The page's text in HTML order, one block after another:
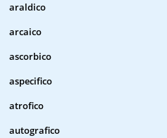
araldico
arcaico
ascorbico
aspecifico
atrofico
autografico